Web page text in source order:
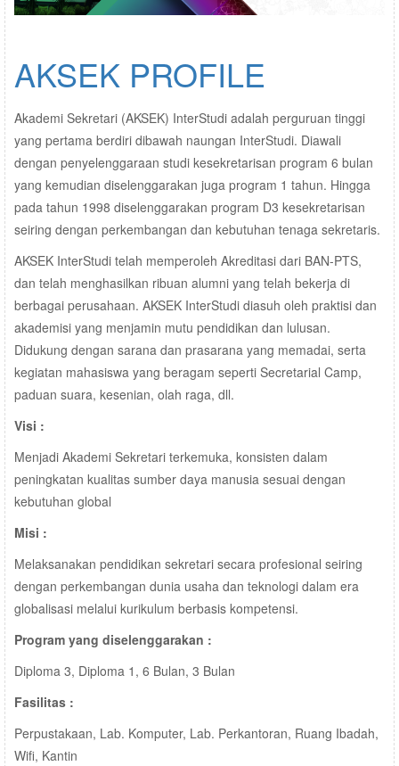
AKSEK PROFILE
Akademi Sekretari (AKSEK) InterStudi adalah perguruan tinggi
yang pertama berdiri dibawah naungan InterStudi. Diawali
dengan penyelenggaraan studi kesekretarisan program 6 bulan
yang kemudian diselenggarakan juga program 1 tahun. Hingga
pada tahun 1998 diselenggarakan program D3 kesekretarisan
seiring dengan perkembangan dan kebutuhan tenaga sekretaris.
AKSEK InterStudi telah memperoleh Akreditasi dari BAN-PTS,
dan telah menghasilkan ribuan alumni yang telah bekerja di
berbagai perusahaan. AKSEK InterStudi diasuh oleh praktisi dan
akademisi yang menjamin mutu pendidikan dan lulusan.
Didukung dengan sarana dan prasarana yang memadai, serta
kegiatan mahasiswa yang beragam seperti Secretarial Camp,
paduan suara, kesenian, olah raga, dll.
Visi :
Menjadi Akademi Sekretari terkemuka, konsisten dalam
peningkatan kualitas sumber daya manusia sesuai dengan
kebutuhan global
Misi :
Melaksanakan pendidikan sekretari secara profesional seiring
dengan perkembangan dunia usaha dan teknologi dalam era
globalisasi melalui kurikulum berbasis kompetensi.
Program yang diselenggarakan :
Diploma 3, Diploma 1, 6 Bulan, 3 Bulan
Fasilitas :
Perpustakaan, Lab. Komputer, Lab. Perkantoran, Ruang Ibadah,
Wifi, Kantin